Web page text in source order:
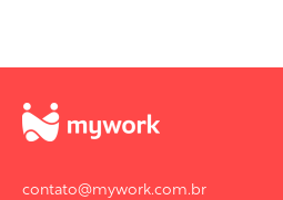
contato@mywork.com.br